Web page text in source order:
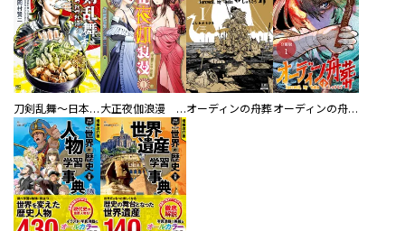
刀剣乱舞～日本号つれづれ酒～ 大正夜伽浪漫 －金曜日の花嫁—オーディンの舟葬 オーディンの舟葬 分冊版